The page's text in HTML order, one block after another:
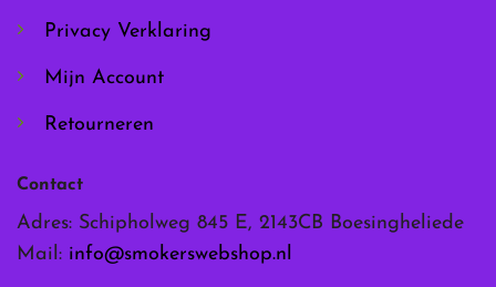
Privacy Verklaring
Mijn Account
Retourneren
Contact
Adres: Schipholweg 845 E, 2143CB Boesingheliede
Mail: info@smokerswebshop.nl